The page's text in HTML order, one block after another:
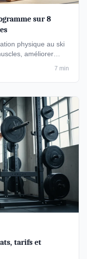
sur 8
physique au ski
améliorer
7 min
tarifs et